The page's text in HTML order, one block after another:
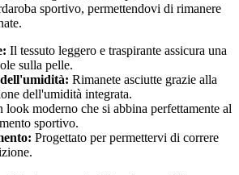
sportivo, permettendovi di rimanere
Il tessuto leggero e traspirante assicura una
sulla pelle.
Rimanete asciutte grazie alla
dell'umidità integrata.
look moderno che si abbina perfettamente al
sportivo.
Progettato per permettervi di correre